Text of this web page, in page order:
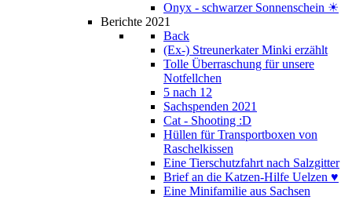
Onyx - schwarzer Sonnenschein ☀
Berichte 2021
Back
(Ex-) Streunerkater Minki erzählt
Tolle Überraschung für unsere
Notfellchen
5 nach 12
Sachspenden 2021
Cat - Shooting :D
Hüllen für Transportboxen von
Raschelkissen
Eine Tierschutzfahrt nach Salzgitter
Brief an die Katzen-Hilfe Uelzen ♥
Eine Minifamilie aus Sachsen